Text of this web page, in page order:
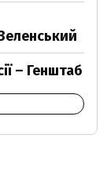
– Генштаб